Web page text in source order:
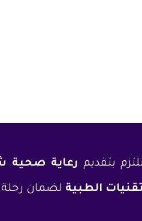
بتقديم رعاية صحية
الطبية لضمان رحلة